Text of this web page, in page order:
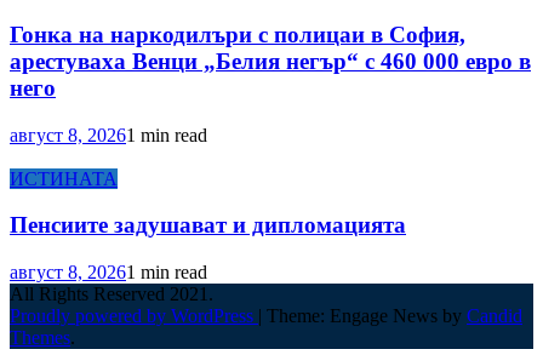
Гонка на наркодилъри с полицаи в София,
арестуваха Венци „Белия негър“ с 460 000 евро в
него
август 8, 20261 min read
ИСТИНАТА
Пенсиите задушават и дипломацията
август 8, 20261 min read
All Rights Reserved 2021.
Proudly powered by WordPress | Theme: Engage News by Candid
Themes.